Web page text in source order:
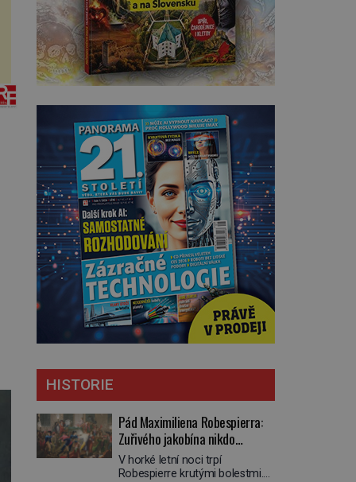
HISTORIE
Pád Maximiliena Robespierra:
Zuřivého jakobína nikdo
nelitoval?
V horké letní noci trpí
Robespierre krutými bolestmi.